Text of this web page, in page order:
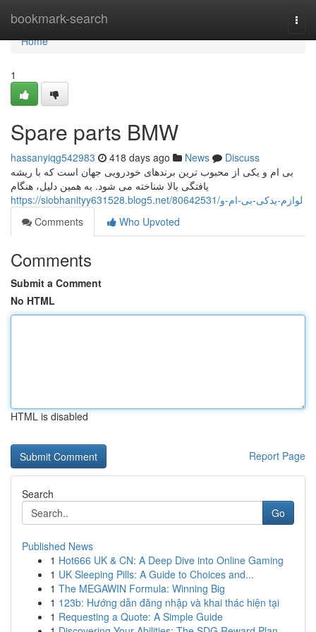
bookmark-search
Home
Home
1
Spare parts BMW
hassanyiqg542983 418 days ago News
Discuss
بی ام و یکی از محبوب ترین برندهای خودرویی جهان است که با ریشه
یافتگی بالا شناخته می شود. به همین دلیل، هنگام
https://siobhanityy631528.blog5.net/80642531/لوازم-یدکی-بی-ام-و
Comments
Who Upvoted
Comments
Submit a Comment
No HTML
HTML is disabled
Report Page
Search
Go
Published News
1 Hot666 UK & CN: A Deep Dive into Online Gaming
1 UK Sleeping Pills: A Guide to Choices and...
1 The MEGAWIN Formula: Winning Big
1 123b: Hướng dẫn đăng nhập và khai thác hiện tại
1 Requesting a Quote: A Simple Guide